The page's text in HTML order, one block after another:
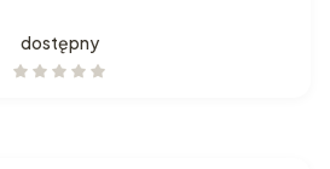
dostępny